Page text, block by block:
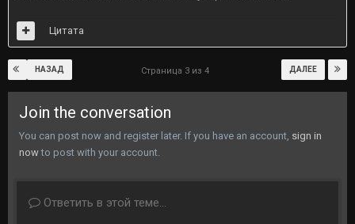
Цитата
НАЗАД ДАЛЕЕ
Страница 3 из 4
Join the conversation
You can post now and register later. If you have an account, sign in
nowto post with your account.
Ответить в этой теме...